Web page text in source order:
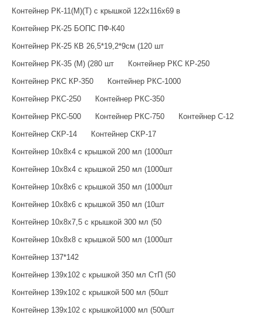
Контейнер РК-11(М)(Т) с крышкой 122х116х69 в
Контейнер РК-25 БОПС ПФ-К40
Контейнер РК-25 КВ 26,5*19,2*9см (120 шт
Контейнер РК-35 (М) (280 шт
Контейнер РКС КР-250
Контейнер РКС КР-350
Контейнер РКС-1000
Контейнер РКС-250
Контейнер РКС-350
Контейнер РКС-500
Контейнер РКС-750
Контейнер С-12
Контейнер СКР-14
Контейнер СКР-17
Контейнер 10х8х4 с крышкой 200 мл (1000шт
Контейнер 10х8х4 с крышкой 250 мл (1000шт
Контейнер 10х8х6 с крышкой 350 мл (1000шт
Контейнер 10х8х6 с крышкой 350 мл (10шт
Контейнер 10х8х7,5 с крышкой 300 мл (50
Контейнер 10х8х8 с крышкой 500 мл (1000шт
Контейнер 137*142
Контейнер 139х102 с крышкой 350 мл СтП (50
Контейнер 139х102 с крышкой 500 мл (50шт
Контейнер 139х102 с крышкой1000 мл (500шт